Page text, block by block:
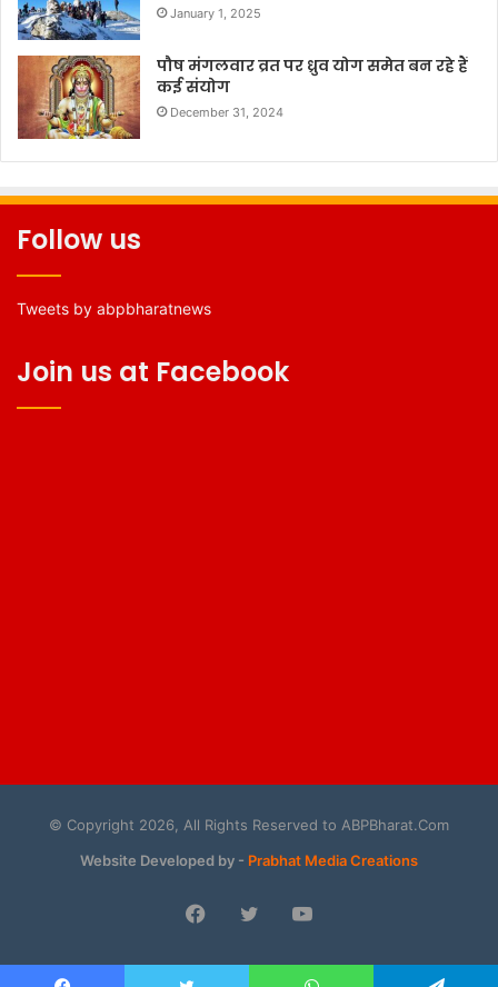
January 1, 2025
पौष मंगलवार व्रत पर ध्रुव योग समेत बन रहे हैं
कई संयोग
December 31, 2024
Follow us
Tweets by abpbharatnews
Join us at Facebook
© Copyright 2026, All Rights Reserved to ABPBharat.Com
Website Developed by - Prabhat Media Creations
Facebook
TwitterYouTube